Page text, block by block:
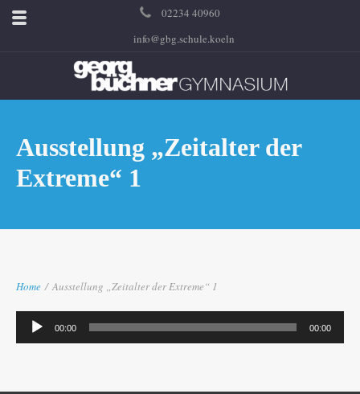
02234 40960
info@gbg.schule.koeln
Ausstellung „Zeitalter der
Extreme“ 1
Home / Ausstellung „Zeitalter der Extreme“ 1
Audio-
Player
00:00 00:00